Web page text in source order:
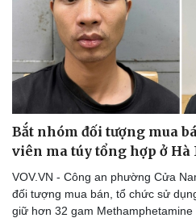
Bắt nhóm đối tượng mua
viên ma túy tổng hợp ở Hà
VOV.VN - Công an phường Cửa
đối tượng mua bán, tổ chức sử
giữ hơn 32 gam